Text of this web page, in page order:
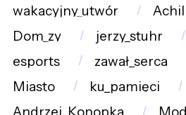
wakacyjny_utwór
Dom_zy
jerzy_stuhr
esports
zawał_serca
Miasto
ku_pamięci
Andrzej_Konopka